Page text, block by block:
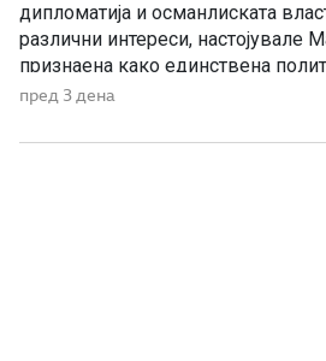
дипломатија и османлиската
различни интереси, настојувале
признаена како единствена
Наместо нејзиното историско
вилаети“. Македонија во
пред 3 дена